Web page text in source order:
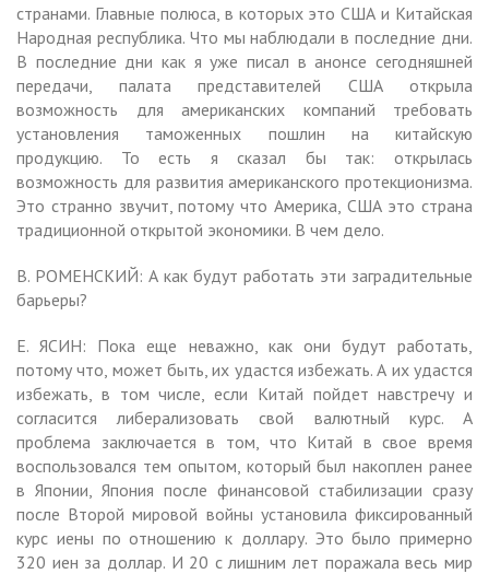
странами. Главные полюса, в которых это США и Китайская
Народная республика. Что мы наблюдали в последние дни.
В последние дни как я уже писал в анонсе сегодняшней
передачи, палата представителей США открыла
возможность для американских компаний требовать
установления таможенных пошлин на китайскую
продукцию. То есть я сказал бы так: открылась
возможность для развития американского протекционизма.
Это странно звучит, потому что Америка, США это страна
традиционной открытой экономики. В чем дело.
В. РОМЕНСКИЙ: А как будут работать эти заградительные
барьеры?
Е. ЯСИН: Пока еще неважно, как они будут работать,
потому что, может быть, их удастся избежать. А их удастся
избежать, в том числе, если Китай пойдет навстречу и
согласится либерализовать свой валютный курс. А
проблема заключается в том, что Китай в свое время
воспользовался тем опытом, который был накоплен ранее
в Японии, Япония после финансовой стабилизации сразу
после Второй мировой войны установила фиксированный
курс иены по отношению к доллару. Это было примерно
320 иен за доллар. И 20 с лишним лет поражала весь мир